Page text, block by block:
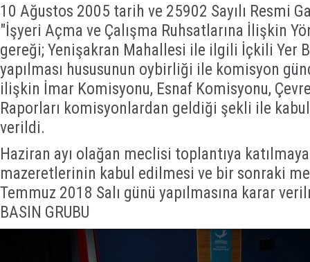
10 Ağustos 2005 tarih ve 25902 Sayılı Resmi
"İşyeri Açma ve Çalışma Ruhsatlarına İlişkin
gereği; Yenişakran Mahallesi ile ilgili İçkili Yer
yapılması hususunun oybirliği ile komisyon
ilişkin İmar Komisyonu, Esnaf Komisyonu,
Raporları komisyonlardan geldiği şekli ile
verildi.
Haziran ayı olağan meclisi toplantıya
mazeretlerinin kabul edilmesi ve bir sonraki
Temmuz 2018 Salı günü yapılmasına karar
BASIN GRUBU